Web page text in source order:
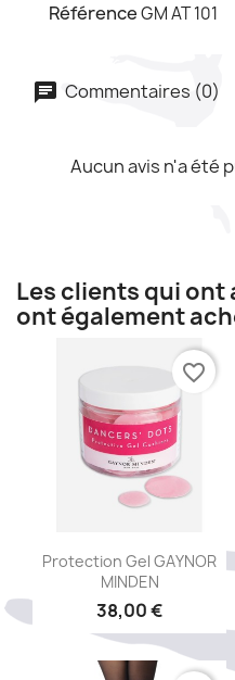
RéférenceGM AT 101
Commentaires (0)
Aucun avis n'a été
Les clients qui
ont également
Aperçu rapide
Protection Gel GAYNOR
MINDEN
38,00 €
favorite_border